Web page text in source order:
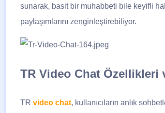
sunarak, basit bir muhabbeti bile keyifli
paylaşımlarını zenginleştirebiliyor.
TR Video Chat Özellikleri
TR video chat, kullanıcıların anlık